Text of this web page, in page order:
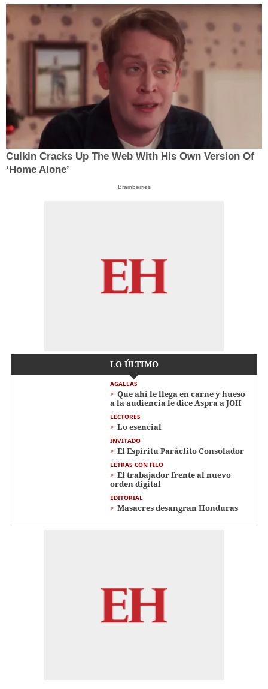
Culkin Cracks Up The Web With His Own Version Of
‘Home Alone’
Brainberries
LO ÚLTIMO
AGALLAS
Que ahí le llega en carne y hueso
a la audiencia le dice Aspra a JOH
LECTORES
Lo esencial
INVITADO
El Espíritu Paráclito Consolador
LETRAS CON FILO
El trabajador frente al nuevo
orden digital
EDITORIAL
Masacres desangran Honduras